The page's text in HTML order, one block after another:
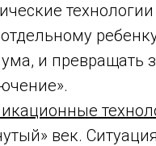
и превращать
век.